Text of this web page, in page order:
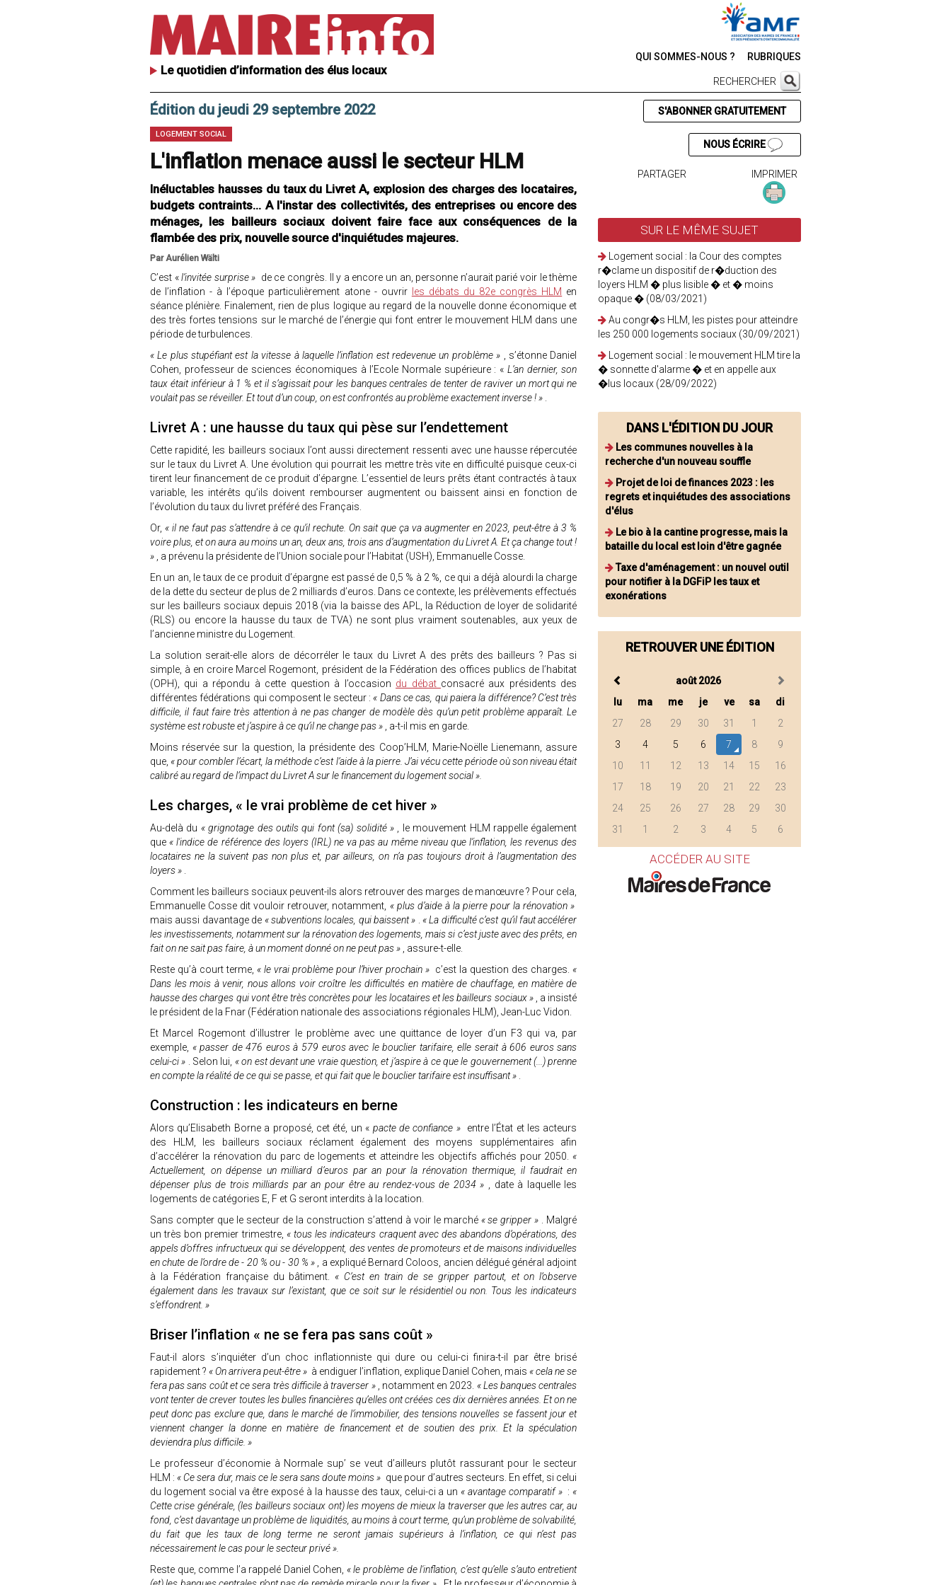
Le quotidien d’information des élus locaux
QUI SOMMES-NOUS ? RUBRIQUES
RECHERCHER
Édition du jeudi 29 septembre 2022
LOGEMENT SOCIAL
L'inflation menace aussi le secteur HLM
Inéluctables hausses du taux du Livret A, explosion des charges des locataires,
budgets contraints... A l'instar des collectivités, des entreprises ou encore des
ménages, les bailleurs sociaux doivent faire face aux conséquences de la
flambée des prix, nouvelle source d'inquiétudes majeures.
Par Aurélien Wälti
C’est «l’invitée surprise » de ce congrès. Il y a encore un an, personne n’aurait parié voir le thème
de l’inflation - à l’époque particulièrement atone - ouvrir
les débats du 82e congrès HLM en
séance plénière. Finalement, rien de plus logique au regard de la nouvelle donne économique et
des très fortes tensions sur le marché de l’énergie qui font entrer le mouvement HLM dans une
période de turbulences.
« Le plus stupéfiant est la vitesse à laquelle l’inflation est redevenue un problème »
, s’étonne Daniel
Cohen, professeur de sciences économiques à l’Ecole Normale supérieure : « L’an dernier, son
taux était inférieur à 1 % et il s’agissait pour les banques centrales de tenter de raviver un mort qui ne
voulait pas se réveiller. Et tout d’un coup, on est confrontés au problème exactement inverse ! »
Livret A : une hausse du taux qui pèse sur l’endettement
Cette rapidité, les bailleurs sociaux l’ont aussi directement ressenti avec une hausse répercutée
sur le taux du Livret A. Une évolution qui pourrait les mettre très vite en difficulté puisque ceux-ci
tirent leur financement de ce produit d’épargne. L’essentiel de leurs prêts étant contractés à taux
variable, les intérêts qu’ils doivent rembourser augmentent ou baissent ainsi en fonction de
l’évolution du taux du livret préféré des Français.
Or, « il ne faut pas s’attendre à ce qu’il rechute. On sait que ça va augmenter en 2023, peut-être à 3 %
voire plus, et on aura au moins un an, deux ans, trois ans d’augmentation du Livret A. Et ça change tout !
»
, a prévenu la présidente de l’Union sociale pour l’Habitat (USH), Emmanuelle Cosse.
En un an, le taux de ce produit d’épargne est passé de 0,5 % à 2 %, ce qui a déjà alourdi la charge
de la dette du secteur de plus de 2 milliards d’euros. Dans ce contexte, les prélèvements effectués
sur les bailleurs sociaux depuis 2018 (via la baisse des APL, la Réduction de loyer de solidarité
(RLS) ou encore la hausse du taux de TVA) ne sont plus vraiment soutenables, aux yeux de
l’ancienne ministre du Logement.
La solution serait-elle alors de décorréler le taux du Livret A des prêts des bailleurs ? Pas si
simple, à en croire Marcel Rogemont, président de la Fédération des offices publics de l’habitat
(OPH), qui a répondu à cette question à l’occasion du débat consacré aux présidents des
différentes fédérations qui composent le secteur : « Dans ce cas, qui paiera la différence? C’est très
difficile, il faut faire très attention à ne pas changer de modèle dès qu’un petit problème apparaît. Le
système est robuste et j’aspire à ce qu’il ne change pas »
, a-t-il mis en garde.
Moins réservée sur la question, la présidente des Coop’HLM, Marie-Noëlle Lienemann, assure
que, « pour combler l’écart, la méthode c’est l’aide à la pierre. J’ai vécu cette période où son niveau était
calibré au regard de l’impact du Livret A sur le financement du logement social ».
Les charges, « le vrai problème de cet hiver »
Au-delà du « grignotage des outils qui font (sa) solidité »
, le mouvement HLM rappelle également
que « l'indice de référence des loyers (IRL) ne va pas au même niveau que l’inflation, les revenus des
locataires ne la suivent pas non plus et, par ailleurs, on n’a pas toujours droit à l’augmentation des
loyers »
Comment les bailleurs sociaux peuvent-ils alors retrouver des marges de manœuvre ? Pour cela,
Emmanuelle Cosse dit vouloir retrouver, notamment, « plus d’aide à la pierre pour la rénovation »
mais aussi davantage de « subventions locales, qui baissent »
« La difficulté c’est qu’il faut accélérer
les investissements, notamment sur la rénovation des logements, mais si c’est juste avec des prêts, en
fait on ne sait pas faire, à un moment donné on ne peut pas »
, assure-t-elle.
Reste qu’à court terme, « le vrai problème pour l’hiver prochain » c’est la question des charges. «
Dans les mois à venir, nous allons voir croître les difficultés en matière de chauffage, en matière de
hausse des charges qui vont être très concrètes pour les locataires et les bailleurs sociaux »
, a insisté
le président de la Fnar (Fédération nationale des associations régionales HLM), Jean-Luc Vidon.
Et Marcel Rogemont d’illustrer le problème avec une quittance de loyer d’un F3 qui va, par
exemple, « passer de 476 euros à 579 euros avec le bouclier tarifaire, elle serait à 606 euros sans
celui-ci »
. Selon lui, « on est devant une vraie question, et j’aspire à ce que le gouvernement (...) prenne
en compte la réalité de ce qui se passe, et qui fait que le bouclier tarifaire est insuffisant »
Construction : les indicateurs en berne
Alors qu’Elisabeth Borne a proposé, cet été, un « pacte de confiance » entre l’État et les acteurs
des HLM, les bailleurs sociaux réclament également des moyens supplémentaires afin
d’accélérer la rénovation du parc de logements et atteindre les objectifs affichés pour 2050. «
Actuellement, on dépense un milliard d’euros par an pour la rénovation thermique, il faudrait en
dépenser plus de trois milliards par an pour être au rendez-vous de 2034 »
, date à laquelle les
logements de catégories E, F et G seront interdits à la location.
Sans compter que le secteur de la construction s’attend à voir le marché « se gripper »
. Malgré
un très bon premier trimestre, « tous les indicateurs craquent avec des abandons d’opérations, des
appels d’offres infructueux qui se développent, des ventes de promoteurs et de maisons individuelles
en chute de l’ordre de - 20 % ou - 30 % »
, a expliqué Bernard Coloos, ancien délégué général adjoint
à la Fédération française du bâtiment. « C’est en train de se gripper partout, et on l’observe
également dans les travaux sur l’existant, que ce soit sur le résidentiel ou non. Tous les indicateurs
s’effondrent. »
Briser l’inflation « ne se fera pas sans coût »
Faut-il alors s’inquiéter d’un choc inflationniste qui dure ou celui-ci finira-t-il par être brisé
rapidement ? « On arrivera peut-être » à endiguer l’inflation, explique Daniel Cohen, mais « cela ne se
fera pas sans coût et ce sera très difficile à traverser »
, notamment en 2023. « Les banques centrales
vont tenter de crever toutes les bulles financières qu’elles ont créées ces dix dernières années. Et on ne
peut donc pas exclure que, dans le marché de l’immobilier, des tensions nouvelles se fassent jour et
viennent changer la donne en matière de financement et de soutien des prix. Et la spéculation
deviendra plus difficile. »
Le professeur d’économie à Normale sup’ se veut d’ailleurs plutôt rassurant pour le secteur
HLM : « Ce sera dur, mais ce le sera sans doute moins » que pour d’autres secteurs. En effet, si celui
du logement social va être exposé à la hausse des taux, celui-ci a un « avantage comparatif » : «
Cette crise générale, (les bailleurs sociaux ont) les moyens de mieux la traverser que les autres car, au
fond, c’est davantage un problème de liquidités, au moins à court terme, qu’un problème de solvabilité,
du fait que les taux de long terme ne seront jamais supérieurs à l’inflation, ce qui n’est pas
nécessairement le cas pour le secteur privé ».
Reste que, comme l’a rappelé Daniel Cohen, « le problème de l'inflation, c’est qu’elle s’auto entretient
S'ABONNER GRATUITEMENT
NOUS ÉCRIRE
PARTAGER IMPRIMER
SUR LE MÊME SUJET
Logement social : la Cour des comptes
r�clame un dispositif de r�duction des
loyers HLM � plus lisible � et � moins
opaque � (08/03/2021)
Au congr�s HLM, les pistes pour atteindre
les 250 000 logements sociaux (30/09/2021)
Logement social : le mouvement HLM tire la
� sonnette d'alarme � et en appelle aux
�lus locaux (28/09/2022)
DANS L'ÉDITION DU JOUR
Les communes nouvelles à la
recherche d'un nouveau souffle
Projet de loi de finances 2023 : les
regrets et inquiétudes des associations
d'élus
Le bio à la cantine progresse, mais la
bataille du local est loin d'être gagnée
Taxe d'aménagement : un nouvel outil
pour notifier à la DGFiP les taux et
exonérations
RETROUVER UNE ÉDITION
août 2026
lu
ma me je ve sa
di
27
28 29 30 31 1
2
3
4 5 6 7 8
9
10
11 12 13 14 15
16
17
18 19 20 21 22
23
24
25 26 27 28 29
30
31
1 2 3 4 5 6
ACCÉDER AU SITE